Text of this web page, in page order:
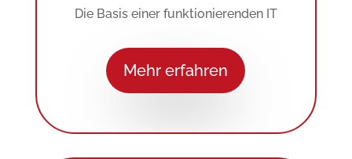
Die Basis einer funktionierenden IT
Mehr erfahren